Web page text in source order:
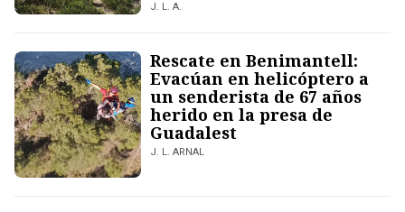
J. L. A.
Rescate en Benimantell:
Evacúan en helicóptero a
un senderista de 67 años
herido en la presa de
Guadalest
J. L. ARNAL